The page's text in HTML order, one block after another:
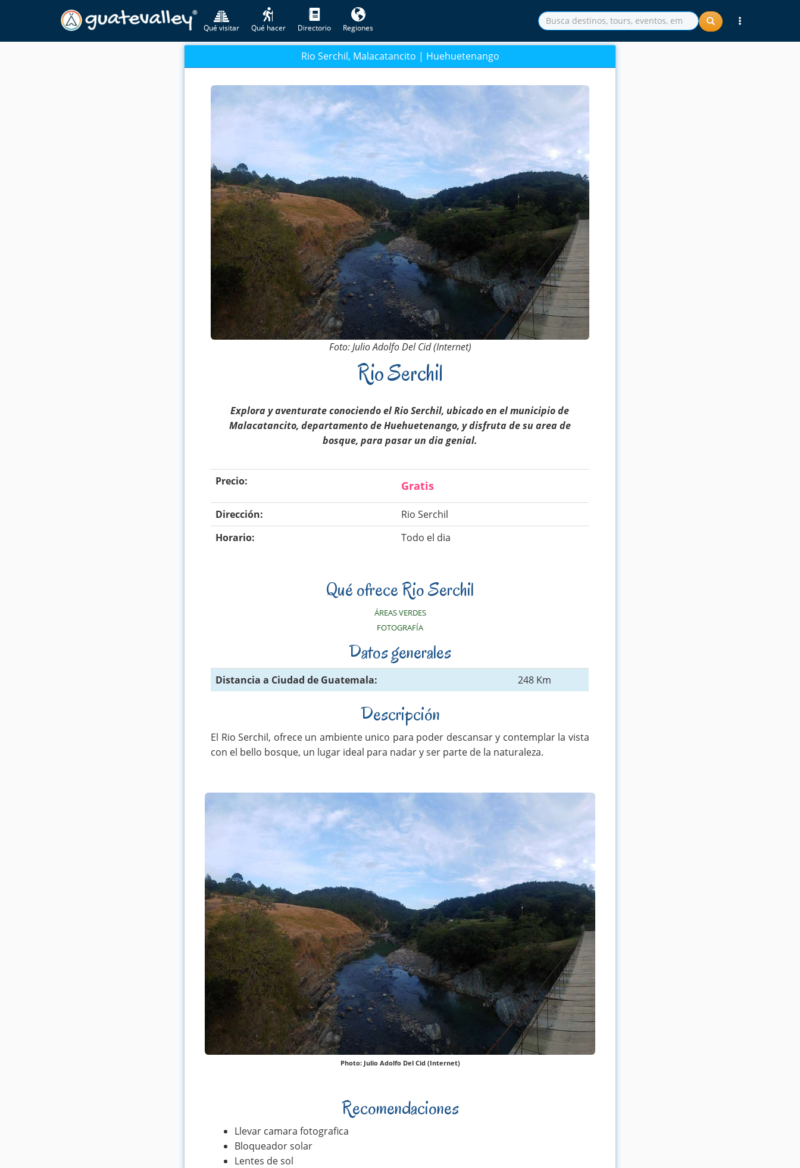
Qué visitar Qué hacer Directorio Regiones
Rio Serchil, Malacatancito | Huehuetenango
Foto: Julio Adolfo Del Cid (Internet)
Rio Serchil
Explora y aventurate conociendo el Rio Serchil, ubicado en el municipio de
Malacatancito, departamento de Huehuetenango, y disfruta de su area de
bosque, para pasar un dia genial.
Precio: Gratis
Dirección:
Rio Serchil
Horario:
Todo el dia
Qué ofrece Rio Serchil
ÁREAS VERDES
FOTOGRAFÍA
Datos generales
Distancia a Ciudad de Guatemala: 248 Km
Descripción
El Rio Serchil, ofrece un ambiente unico para poder descansar y contemplar la vista
con el bello bosque, un lugar ideal para nadar y ser parte de la naturaleza.
Photo: Julio Adolfo Del Cid (Internet)
Recomendaciones
Llevar camara fotografica
Bloqueador solar
Lentes de sol